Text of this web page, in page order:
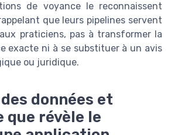
de voyance le reconnaissent
que leurs pipelines servent
praticiens, pas à transformer la
exacte ni à se substituer à un avis
ou juridique.
données et
que révèle le